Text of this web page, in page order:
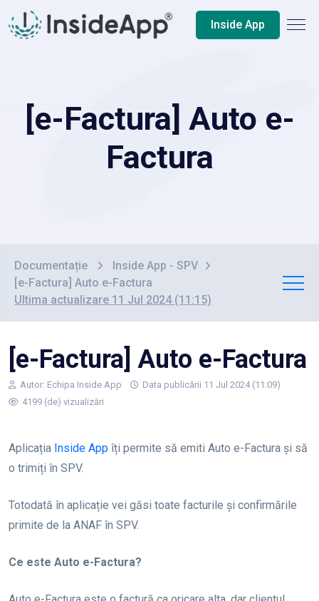
Inside App
[e-Factura] Auto e-
Factura
Documentație
Inside App - SPV
[e-Factura] Auto e-Factura
Ultima actualizare 11 Jul 2024 (11:15)
[e-Factura] Auto e-Factura
Autor: Echipa Inside App
Data publicării 11 Jul 2024 (11:09)
4199 (de) vizualizări
Aplicația Inside App îți permite să emiti Auto e-Factura și să
o trimiți în SPV.
Totodată în aplicație vei găsi toate facturile și confirmările
primite de la ANAF în SPV.
Ce este Auto e-Factura?